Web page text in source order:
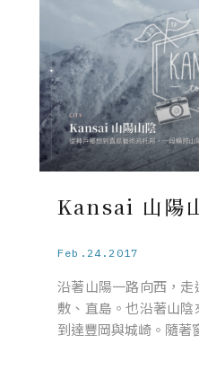
Kansai 山陽
Feb.24.2017
沿著山陽一路向西，
敷、直島。也沿著山
到達豐岡與城崎。隨